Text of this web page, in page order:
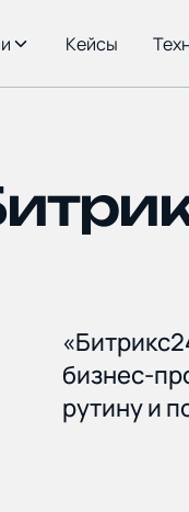
Кейсы
бизнес-
рутину и